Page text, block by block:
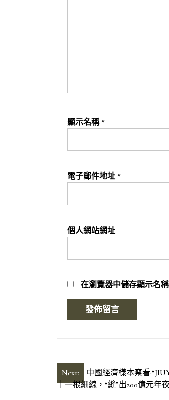
顯示名稱 *
電子郵件地址 *
個人網站網址
在瀏覽器中儲存顯示名
文
章
Next:
中國經濟樣本察看
｜一根細線，“縫”出200億元年